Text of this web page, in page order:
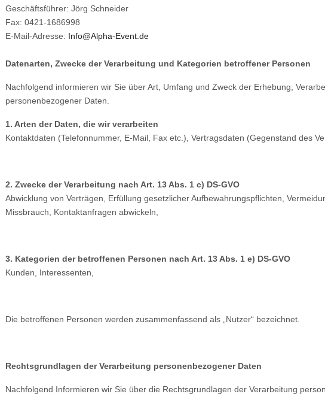
Geschäftsführer: Jörg Schneider
Fax: 0421-1686998
E-Mail-Adresse: Info@Alpha-Event.de
Datenarten, Zwecke der Verarbeitung und Kategorien betroffener Personen
Nachfolgend informieren wir Sie über Art, Umfang und Zweck der Erhebung,
personenbezogener Daten.
1. Arten der Daten, die wir verarbeiten
Kontaktdaten (Telefonnummer, E-Mail, Fax etc.), Vertragsdaten (Gegenstand des
2. Zwecke der Verarbeitung nach Art. 13 Abs. 1 c) DS-GVO
Abwicklung von Verträgen, Erfüllung gesetzlicher Aufbewahrungspflichten,
Missbrauch, Kontaktanfragen abwickeln,
3. Kategorien der betroffenen Personen nach Art. 13 Abs. 1 e) DS-GVO
Kunden, Interessenten,
Die betroffenen Personen werden zusammenfassend als „Nutzer“ bezeichnet.
Rechtsgrundlagen der Verarbeitung personenbezogener Daten
Nachfolgend Informieren wir Sie über die Rechtsgrundlagen der Verarbeitung